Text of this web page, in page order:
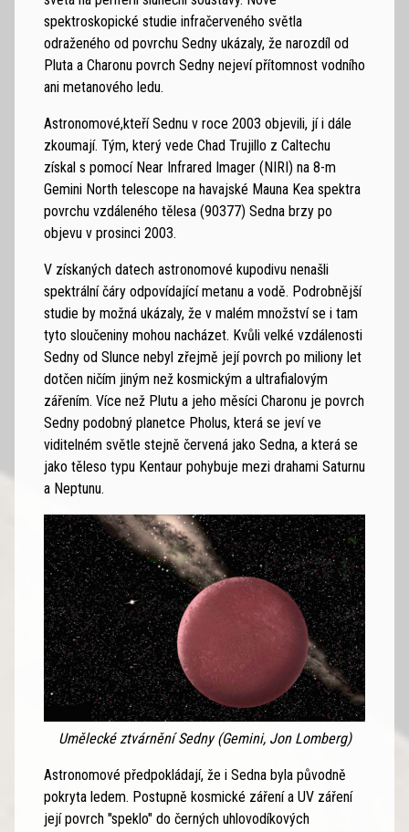
spektroskopické studie infračerveného světla
odraženého od povrchu Sedny ukázaly, že narozdíl od
Pluta a Charonu povrch Sedny nejeví přítomnost vodního
ani metanového ledu.
Astronomové,kteří Sednu v roce 2003 objevili, jí i dále
zkoumají. Tým, který vede Chad Trujillo z Caltechu
získal s pomocí Near Infrared Imager (NIRI) na 8-m
Gemini North telescope na havajské Mauna Kea spektra
povrchu vzdáleného tělesa (90377) Sedna brzy po
objevu v prosinci 2003.
V získaných datech astronomové kupodivu nenašli
spektrální čáry odpovídající metanu a vodě. Podrobnější
studie by možná ukázaly, že v malém množství se i tam
tyto sloučeniny mohou nacházet. Kvůli velké vzdálenosti
Sedny od Slunce nebyl zřejmě její povrch po miliony let
dotčen ničím jiným než kosmickým a ultrafialovým
zářením. Více než Plutu a jeho měsíci Charonu je povrch
Sedny podobný planetce Pholus, která se jeví ve
viditelném světle stejně červená jako Sedna, a která se
jako těleso typu Kentaur pohybuje mezi drahami Saturnu
a Neptunu.
Umělecké ztvárnění Sedny (Gemini, Jon Lomberg)
Astronomové předpokládají, že i Sedna byla původně
pokryta ledem. Postupně kosmické záření a UV záření
její povrch "speklo" do černých uhlovodíkových